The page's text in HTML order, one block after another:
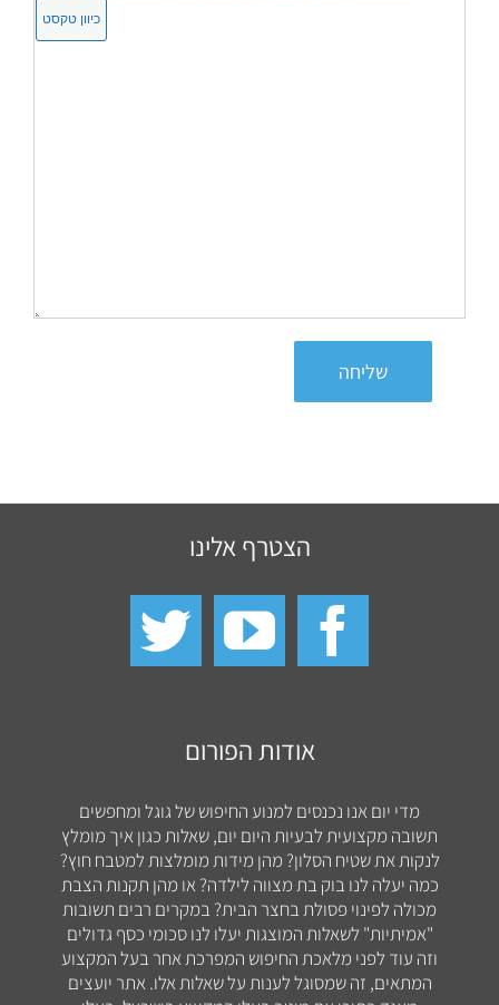
שליחה
הצטרף אלינו
אודות הפורום
מדי יום אנו נכנסים למנוע החיפוש של גוגל ומחפשים
תשובה מקצועית לבעיות היום יום, שאלות כגון איך מומלץ
לנקות את שטיח הסלון? מהן מידות מומלצות למטבח חוץ?
כמה יעלה לנו בוק בת מצווה לילדה? או מהן תקנות הצבת
מכולה לפינוי פסולת בחצר הבית? במקרים רבים תשובות
"אמיתיות" לשאלות המוצגות יעלו לנו סכומי כסף גדולים
וזה עוד לפני מלאכת החיפוש המפרכת אחר בעל המקצוע
המתאים, זה שמסוגל לענות על שאלות אלו. אתר יועצים